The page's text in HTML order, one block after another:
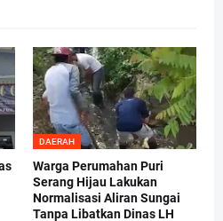
DAERAH
Warga Perumahan Puri
Serang Hijau Lakukan
Normalisasi Aliran Sungai
Tanpa Libatkan Dinas LH